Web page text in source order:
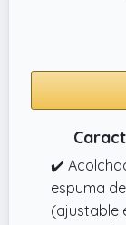
✔️
espuma
(ajustable